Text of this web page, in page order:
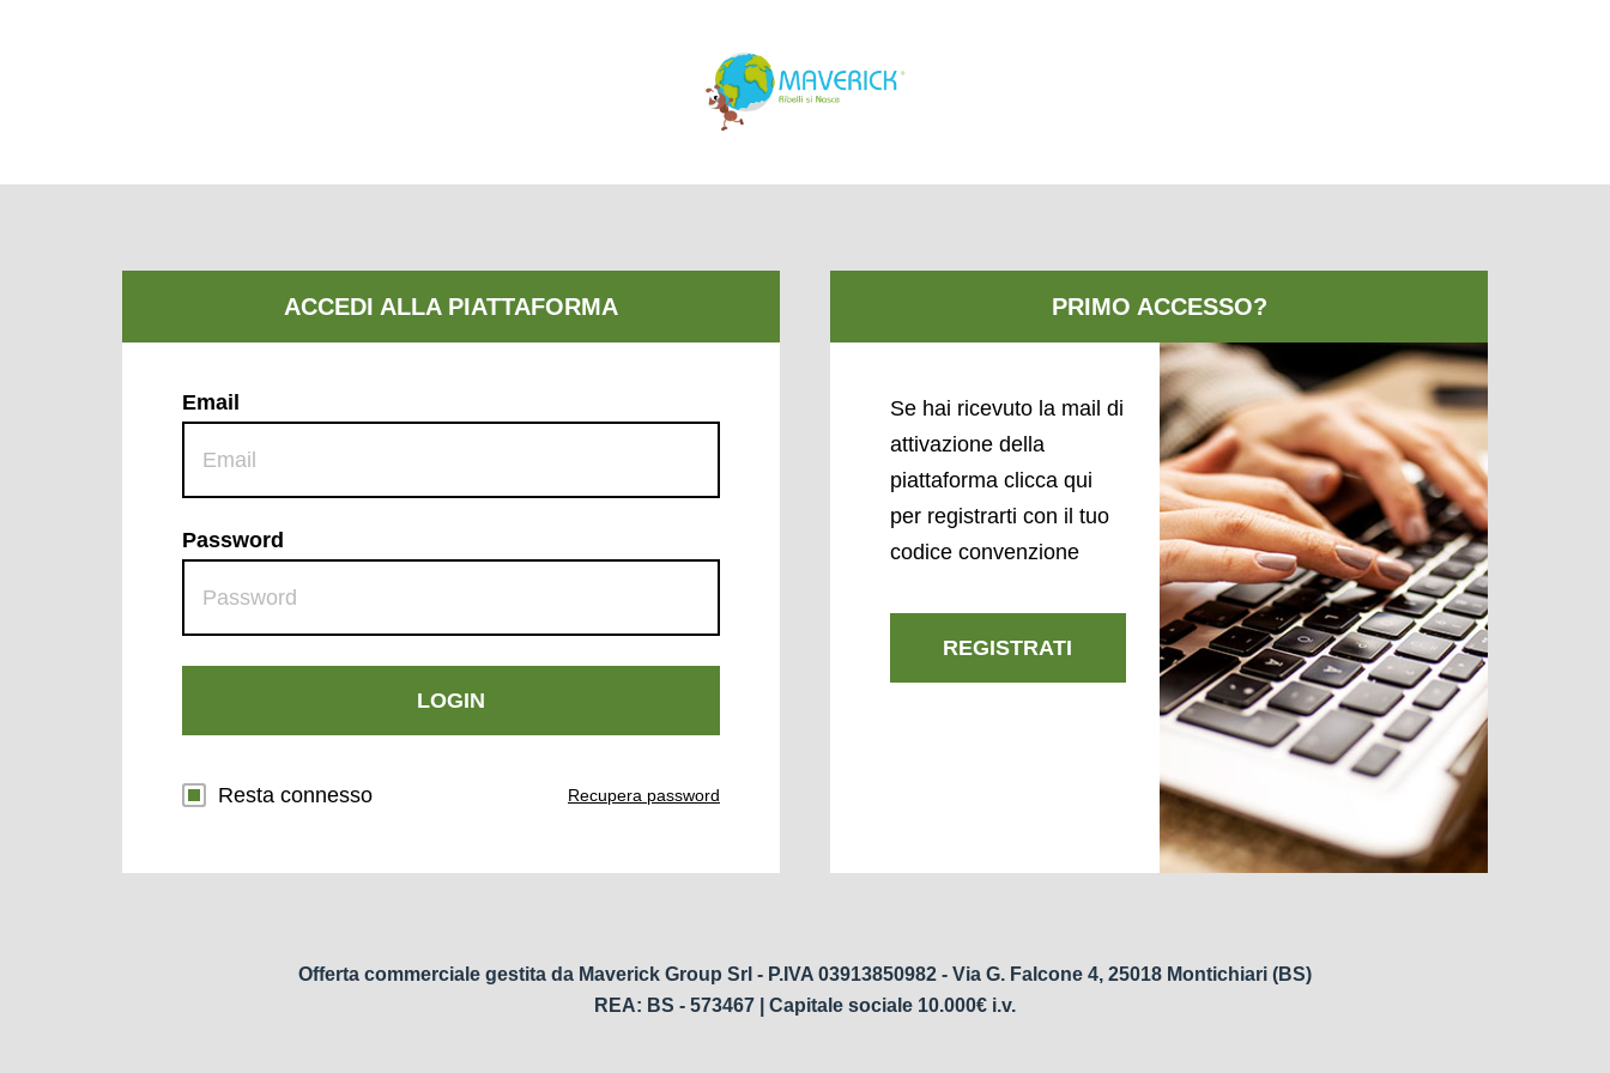
Email
Password
LOGIN
Resta connesso Recupera password
Se hai ricevuto la mail di
attivazione della
piattaforma clicca qui
per registrarti con il tuo
codice convenzione
REGISTRATI
Offerta commerciale gestita da Maverick Group Srl - P.IVA 03913850982 - Via G. Falcone 4, 25018 Montichiari (BS)
REA: BS - 573467 | Capitale sociale 10.000€ i.v.